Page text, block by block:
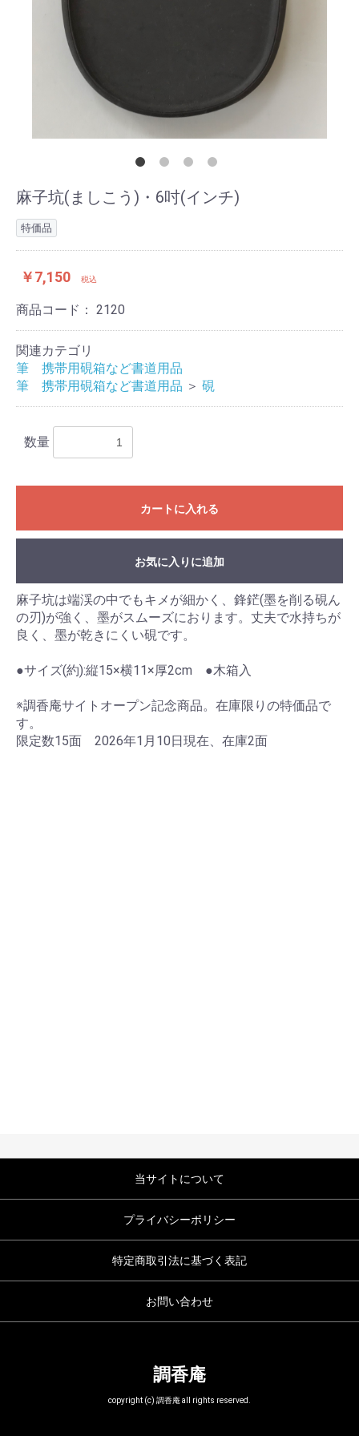
麻子坑(ましこう)・6吋(インチ)
特価品
￥7,150 税込
商品コード： 2120
関連カテゴリ
筆 携帯用硯箱など書道用品
筆 携帯用硯箱など書道用品 ＞ 硯
数量
カートに入れる
お買い物を続ける カートへ進む
お気に入りに追加
麻子坑は端渓の中でもキメが細かく、鋒鋩(墨を削る硯ん
の刃)が強く、墨がスムーズにおります。丈夫で水持ちが
良く、墨が乾きにくい硯です。
●サイズ(約):縦15×横11×厚2cm ●木箱入
※調香庵サイトオープン記念商品。在庫限りの特価品で
す。
限定数15面 2026年1月10日現在、在庫2面
当サイトについて
プライバシーポリシー
特定商取引法に基づく表記
お問い合わせ
調香庵
copyright (c) 調香庵 all rights reserved.